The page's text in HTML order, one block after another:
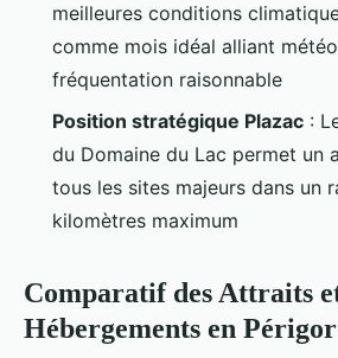
meilleures conditions
comme mois idéal alliant
fréquentation raisonnable
Position stratégique Plazac :
du Domaine du Lac permet un
tous les sites majeurs dans un
kilomètres maximum
Comparatif des Attraits
Hébergements en